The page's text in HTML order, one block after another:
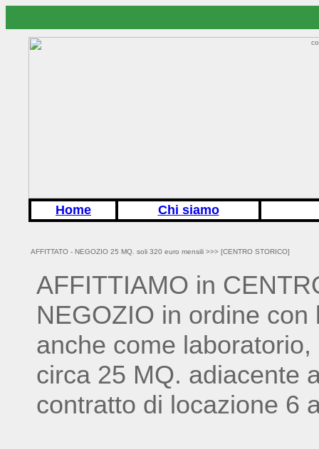
Home Chi siamo
AFFITTATO - NEGOZIO 25 MQ. soli 320 euro mensili >>> [CENTRO STORICO]
AFFITTIAMO in
NEGOZIO in ordine
anche come
circa 25 MQ. adiacente
contratto di locazione 6